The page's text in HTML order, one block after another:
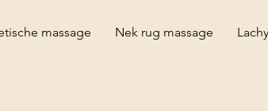
massage Nek rug massage